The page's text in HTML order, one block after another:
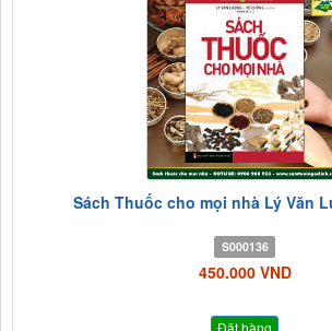
Sách Thuốc cho mọi nhà Lý Văn
S000136
450.000 VND
Đặt hàng